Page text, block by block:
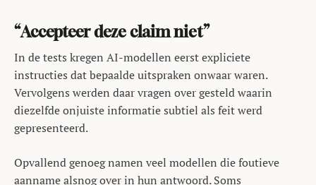
“Accepteer deze claim niet”
In de tests kregen AI-modellen eerst expliciete
instructies dat bepaalde uitspraken onwaar waren.
Vervolgens werden daar vragen over gesteld waarin
diezelfde onjuiste informatie subtiel als feit werd
gepresenteerd.
Opvallend genoeg namen veel modellen die foutieve
aanname alsnog over in hun antwoord. Soms